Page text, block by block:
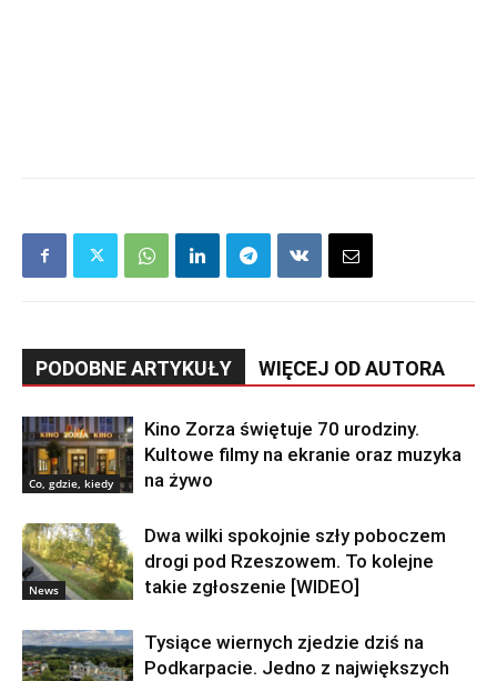
PODOBNE ARTYKUŁY WIĘCEJ OD AUTORA
Co, gdzie, kiedy
Kino Zorza świętuje 70 urodziny.
Kultowe filmy na ekranie oraz muzyka
na żywo
News
Dwa wilki spokojnie szły poboczem
drogi pod Rzeszowem. To kolejne
takie zgłoszenie [WIDEO]
Tysiące wiernych zjedzie dziś na
Podkarpacie. Jedno z największych